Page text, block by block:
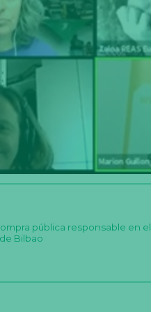
pública responsable en el
Bilbao